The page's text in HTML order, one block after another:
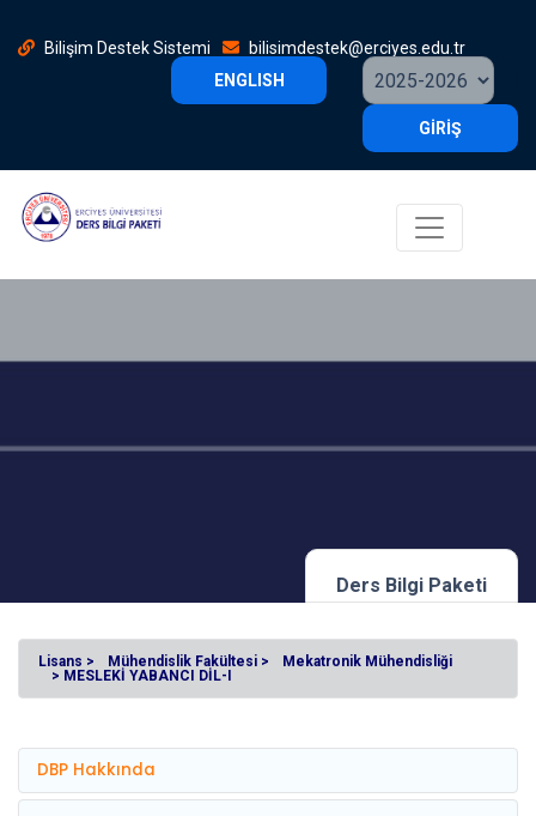
Bilişim Destek Sistemi
bilisimdestek@erciyes.edu.tr
ENGLISH
GİRİŞ
Ders Bilgi Paketi
Lisans > Mühendislik Fakültesi >
Mekatronik Mühendisliği
> MESLEKİ YABANCI DİL-I
DBP Hakkında